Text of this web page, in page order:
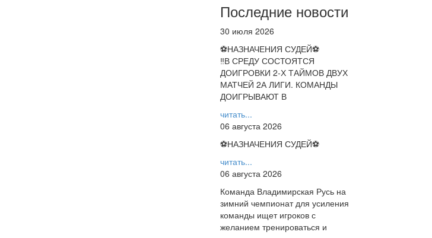
Последние новости
30 июля 2026
⚽НАЗНАЧЕНИЯ СУДЕЙ⚽
‼В СРЕДУ СОСТОЯТСЯ
ДОИГРОВКИ 2-Х ТАЙМОВ ДВУХ
МАТЧЕЙ 2А ЛИГИ. КОМАНДЫ
ДОИГРЫВАЮТ В
читать...
06 августа 2026
⚽НАЗНАЧЕНИЯ СУДЕЙ⚽
читать...
06 августа 2026
Команда Владимирская Русь на
зимний чемпионат для усиления
команды ищет игроков с
желанием тренироваться и